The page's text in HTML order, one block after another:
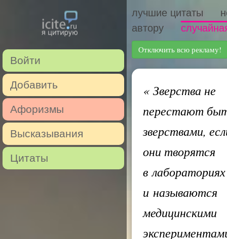
Войти
Добавить
Афоризмы
Высказывания
Цитаты
лучшие цитаты
автору
Отключить всю рекламу!
«Зверства не
перестают
зверствами,
они творятся
в лабораториях
и называются
медицинскими